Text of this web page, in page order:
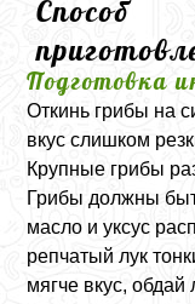
Способ
Подготовка
Откинь грибы на
вкус слишком
Крупные грибы
Грибы должны
масло и уксус
репчатый лук
мягче вкус,